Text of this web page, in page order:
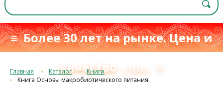
≡ Более 30 лет на рынке. Цена и
качество
с 1993 г. ≡
Главная Каталог
Книги
Книга Основы макробиотического питания